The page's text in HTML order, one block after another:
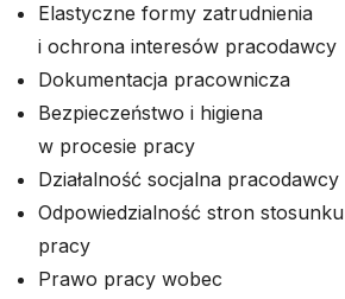
Elastyczne formy zatrudnienia
i ochrona interesów pracodawcy
Dokumentacja pracownicza
Bezpieczeństwo i higiena
w procesie pracy
Działalność socjalna pracodawcy
Odpowiedzialność stron stosunku
pracy
Prawo pracy wobec